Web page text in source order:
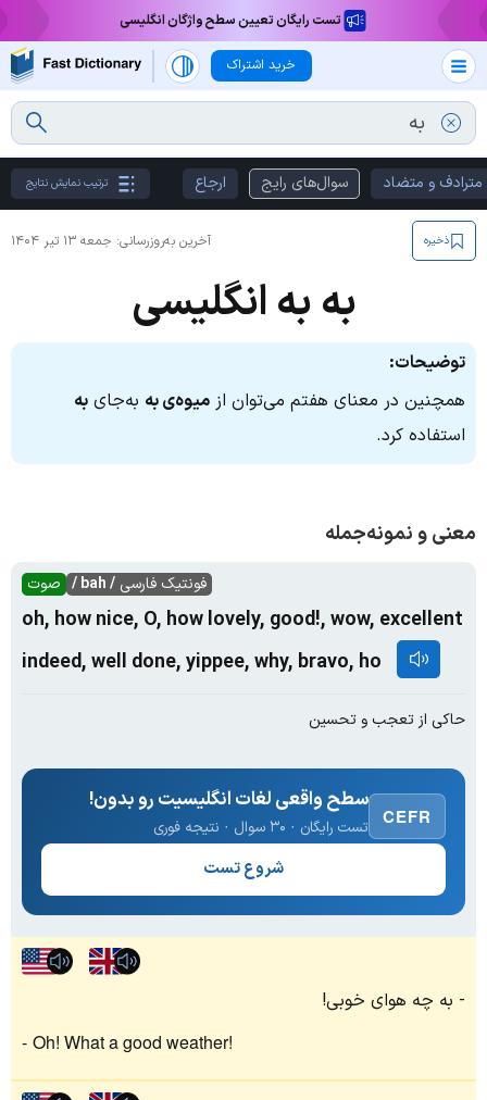
تست رایگان تعیین سطح واژگان انگلیسی
خرید اشتراک
مترادف و متضاد سوال‌های رایج ارجاع ترتیب نمایش نتایج
آخرین به‌روزرسانی: جمعه ۱۳ تیر ۱۴۰۴ ذخیره
به به انگلیسی
توضیحات:
همچنین در معنای هفتم می‌توان از میوه‌ی به به‌جای به
استفاده کرد.
معنی و نمونه‌جمله
صوت فونتیک فارسی / bah /
oh, how nice, O, how lovely, good!, wow, excellent
indeed, well done, yippee, why, bravo, ho
حاکی از تعجب و تحسین
CEFR
سطح واقعی لغات انگلیسیت رو بدون!
تست رایگان · ۳۰ سوال · نتیجه فوری
شروع تست
به چه هوای خوبی!
Oh! What a good weather!